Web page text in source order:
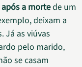
a mortede um
deixam a
Já as viúvas
pelo marido,
se casam